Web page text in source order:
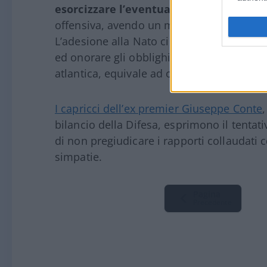
esorcizzare l’eventualità del conflitto
offensiva, avendo un mandato inibitorio
L’adesione alla Nato ci ha garantito oltre
ed onorare gli obblighi, derivanti dalla
atlantica, equivale ad ottemperare ad
I capricci dell’ex premier Giuseppe Conte
bilancio della Difesa, esprimono il
di non pregiudicare i rapporti collaudati
simpatie.